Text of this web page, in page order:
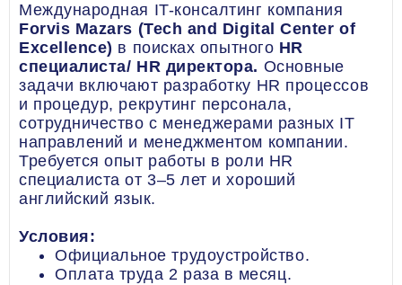
Международная IT-консалтинг компания
Forvis Mazars (Tech and Digital Center of
Excellence) в поисках опытного HR
специалиста/ HR директора. Основные
задачи включают разработку HR процессов
и процедур, рекрутинг персонала,
сотрудничество с менеджерами разных IT
направлений и менеджментом компании.
Требуется опыт работы в роли HR
специалиста от 3–5 лет и хороший
английский язык.
Условия:
Официальное трудоустройство.
Оплата труда 2 раза в месяц.